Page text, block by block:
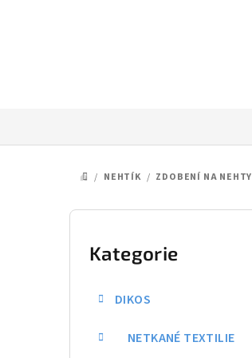
DOMŮ
/ NEHTÍK / ZDOBENÍ NA NEHTY
P
Přeskočit
kategorie
Kategorie
DIKOS
NETKANÉ TEXTILIE